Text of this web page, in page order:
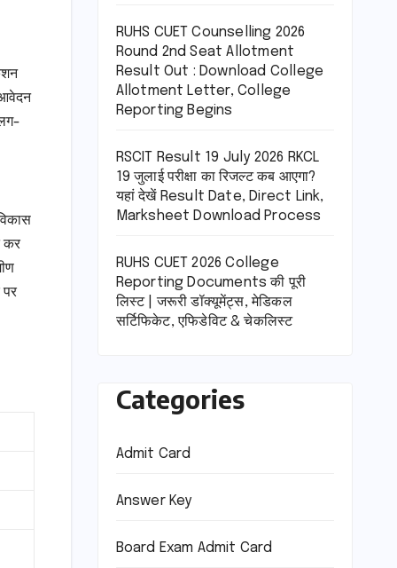
आवेदन
कर
पर
RUHS CUET Counselling 2026
Round 2nd Seat Allotment
Result Out : Download College
Allotment Letter, College
Reporting Begins
RSCIT Result 19 July 2026 RKCL
19 जुलाई परीक्षा का रिजल्ट कब आएगा?
यहां देखें Result Date, Direct Link,
Marksheet Download Process
RUHS CUET 2026 College
Reporting Documents की पूरी
लिस्ट | जरूरी डॉक्यूमेंट्स, मेडिकल
सर्टिफिकेट, एफिडेविट & चेकलिस्ट
Categories
Admit Card
Answer Key
Board Exam Admit Card